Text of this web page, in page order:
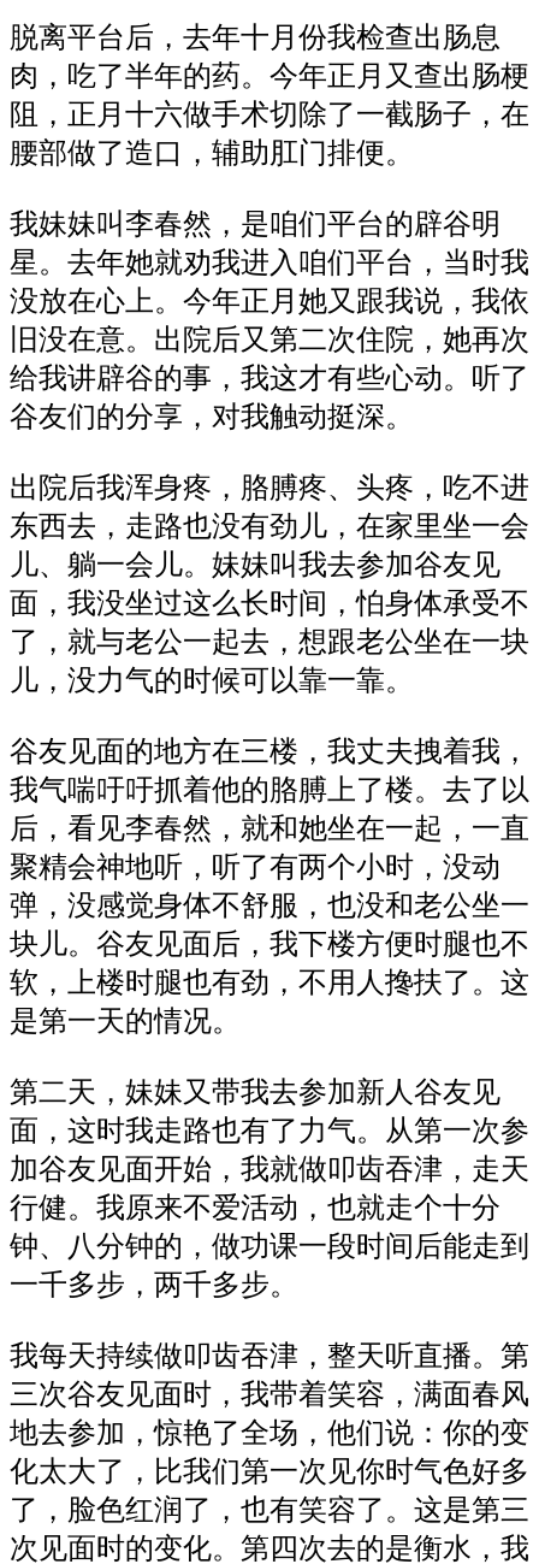
脱离平台后，去年十月份我检查出肠息
肉，吃了半年的药。今年正月 又查出肠梗
阻，正月十六做手术切除了一截肠子，在
腰部做了造 口 ， 辅助肛门排便。
我妹妹叫李春然，是咱们平台的辟谷明
星。去年她就劝我进入咱们平台，当时我
没放在心上。今年正月 她又跟我说，我依
旧没在意。出院后又第二次住院，她再次
给我讲辟谷的事，我这才有些心动。 听了
谷友们的分享 ，对我触动挺深。
出院后我浑身疼，胳膊疼、头疼，吃不进
东西去，走路也没有劲儿，在家里坐一会
儿、躺一会儿。妹妹叫我去参加谷友见
面，我没坐过这么长时间，怕身体承受不
了， 就与老公一起去，想跟老公坐在一块
儿，没力气的时候可以靠一靠。
谷友见面的地方在三楼，我丈夫拽着我，
我气喘吁吁抓着他的胳膊上了楼。去了以
后，看见李春然，就和她坐在一起，一直
聚精会神地听，听了有两个小时，没动
弹，没感觉身体不舒服，也没和老公坐一
块儿。 谷友见面后，我下楼方便时腿也不
软，上楼时腿也有劲，不用人搀扶了。这
是第一天的情况。
第二天，妹妹又带我去参加新人谷友见
面，这时我走路也有了力气。从第一次参
加谷友见面开始 ， 我就做叩齿吞津，走天
行健。我原来不爱活动 ，也就走个十分
钟、
八分钟的，做功课一段时间 后能走到
一千多步 ， 两千多步。
我每天持续做叩齿吞津，整天听直播。第
三次谷友见面时 ，我带着笑容，满面春风
地去参加，惊艳了全场 ，他们说 ：你的变
化太大了，比我们第一次见你时气色好多
了，脸色红润了 ，也有笑容了。这是第三
次见面时的变化。第四次去的是衡水，我